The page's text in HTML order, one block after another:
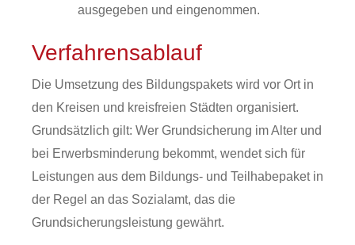
ausgegeben und eingenommen.
Verfahrensablauf
Die Umsetzung des Bildungspakets wird vor Ort in
den Kreisen und kreisfreien Städten organisiert.
Grundsätzlich gilt: Wer Grundsicherung im Alter und
bei Erwerbsminderung bekommt, wendet sich für
Leistungen aus dem Bildungs- und Teilhabepaket in
der Regel an das Sozialamt, das die
Grundsicherungsleistung gewährt.